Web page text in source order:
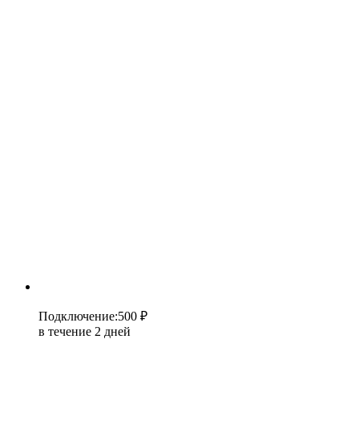
Подключение:500 ₽
в течение 2 дней